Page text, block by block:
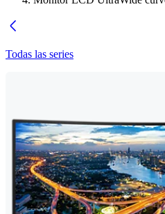
Todas las series